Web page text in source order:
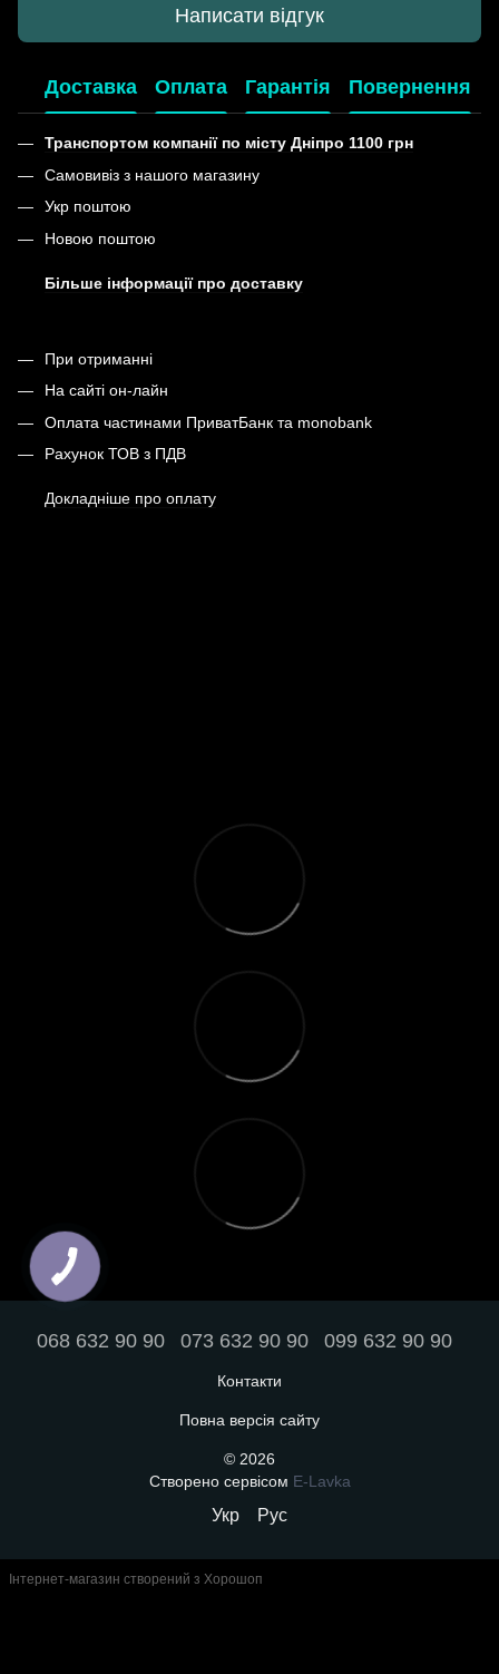
Написати відгук
Доставка Оплата Гарантія Повернення
Транспортом компанії по місту Дніпро 1100 грн
Самовивіз з нашого магазину
Укр поштою
Новою поштою
Більше інформації про доставку
При отриманні
На сайті он-лайн
Оплата частинами ПриватБанк та monobank
Рахунок ТОВ з ПДВ
Докладніше про оплату
068 632 90 90 073 632 90 90 099 632 90 90
Контакти
Повна версія сайту
© 2026
Створено сервісом E-Lavka
Укр Рус
Інтернет-магазин створений з Хорошоп